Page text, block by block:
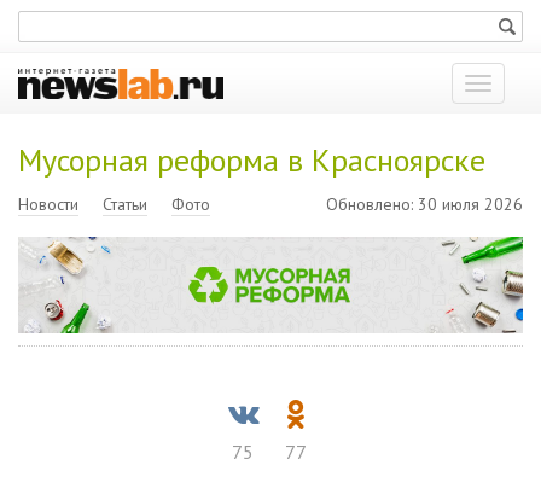
Показать
меню
Мусорная реформа в Красноярске
Новости Статьи Фото Обновлено: 30 июля 2026
75 77